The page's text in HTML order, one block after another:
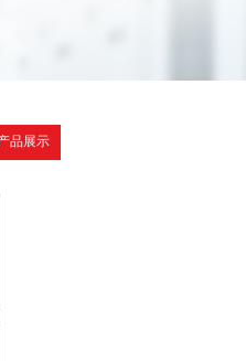
品展示